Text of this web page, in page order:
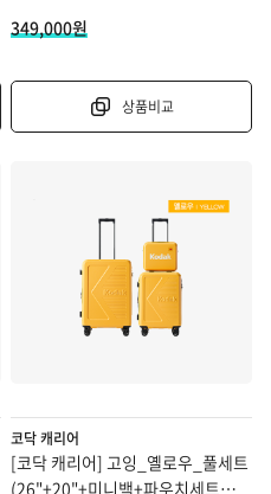
349,000원
상품비교
코닥 캐리어
[코닥 캐리어] 고잉_옐로우_풀세트
(26"+20"+미니백+파우치세트